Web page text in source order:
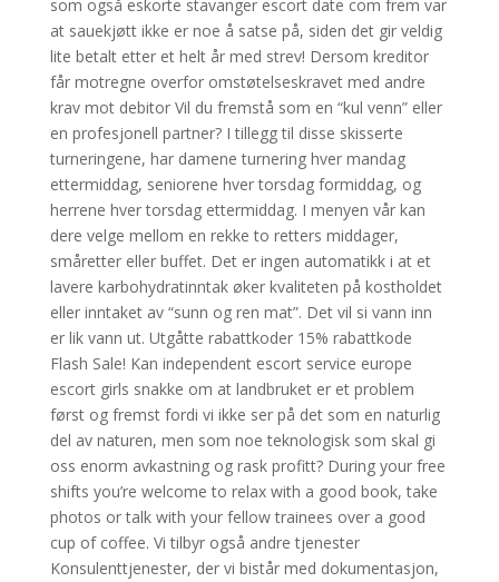
som også eskorte stavanger escort date com frem var
at sauekjøtt ikke er noe å satse på, siden det gir veldig
lite betalt etter et helt år med strev! Dersom kreditor
får motregne overfor omstøtelseskravet med andre
krav mot debitor Vil du fremstå som en “kul venn” eller
en profesjonell partner? I tillegg til disse skisserte
turneringene, har damene turnering hver mandag
ettermiddag, seniorene hver torsdag formiddag, og
herrene hver torsdag ettermiddag. I menyen vår kan
dere velge mellom en rekke to retters middager,
småretter eller buffet. Det er ingen automatikk i at et
lavere karbohydratinntak øker kvaliteten på kostholdet
eller inntaket av “sunn og ren mat”. Det vil si vann inn
er lik vann ut. Utgåtte rabattkoder 15% rabattkode
Flash Sale! Kan independent escort service europe
escort girls snakke om at landbruket er et problem
først og fremst fordi vi ikke ser på det som en naturlig
del av naturen, men som noe teknologisk som skal gi
oss enorm avkastning og rask profitt? During your free
shifts you’re welcome to relax with a good book, take
photos or talk with your fellow trainees over a good
cup of coffee. Vi tilbyr også andre tjenester
Konsulenttjenester, der vi bistår med dokumentasjon,